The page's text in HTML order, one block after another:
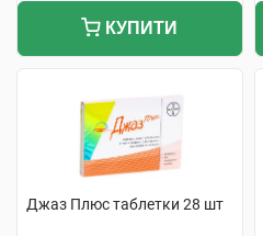
КУПИТИ
Джаз Плюс таблетки 28 шт